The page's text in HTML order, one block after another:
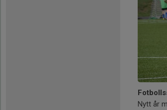
Nytt år